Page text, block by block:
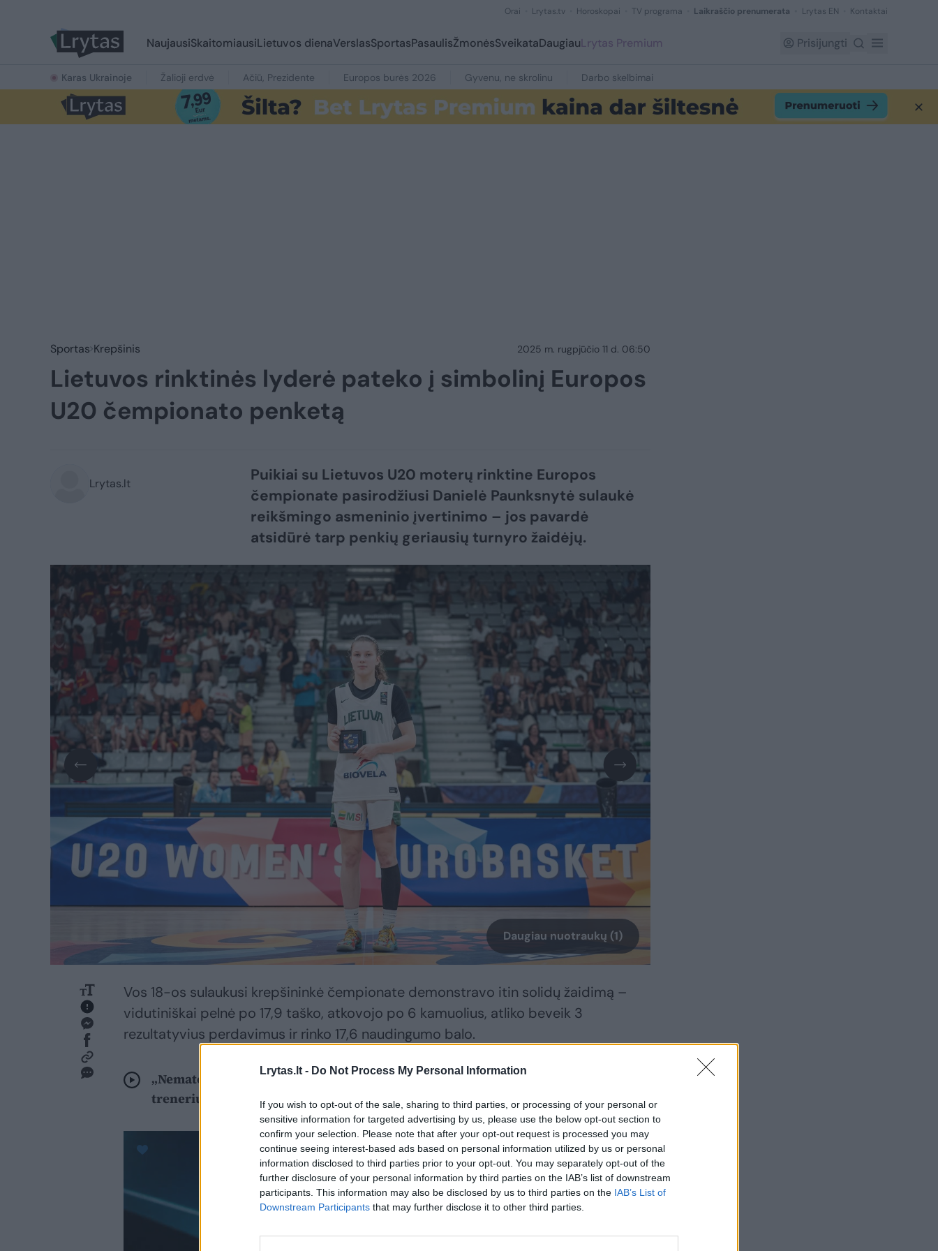
Lrytas.lt - Do Not Process My Personal Information
If you wish to opt-out of the sale, sharing to third parties, or processing of your personal or
sensitive information for targeted advertising by us, please use the below opt-out section to
confirm your selection. Please note that after your opt-out request is processed you may
continue seeing interest-based ads based on personal information utilized by us or personal
information disclosed to third parties prior to your opt-out. You may separately opt-out of the
further disclosure of your personal information by third parties on the IAB’s list of downstream
participants. This information may also be disclosed by us to third parties on the IAB’s List of
Downstream Participants that may further disclose it to other third parties.
Orai Lrytas.tv Horoskopai TV programa Laikraščio prenumerata Lrytas EN Kontaktai
NaujausiSkaitomiausiLietuvos dienaVerslasSportasPasaulisŽmonėsSveikataDaugiauLrytas Premium Prisijungti
Karas Ukrainoje Žalioji erdvė Ačiū, Prezidente Europos burės 2026 Gyvenu, ne skrolinu Darbo skelbimai
Sportas Krepšinis 2025 m. rugpjūčio 11 d. 06:50
Lietuvos rinktinės lyderė pateko į simbolinį Europos
U20 čempionato penketą
Lrytas.lt
Puikiai su Lietuvos U20 moterų rinktine Europos
čempionate pasirodžiusi Danielė Paunksnytė sulaukė
reikšmingo asmeninio įvertinimo – jos pavardė
atsidūrė tarp penkių geriausių turnyro žaidėjų.
Daugiau nuotraukų (1)
Vos 18-os sulaukusi krepšininkė čempionate demonstravo itin solidų žaidimą –
vidutiniškai pelnė po 17,9 taško, atkovojo po 6 kamuolius, atliko beveik 3
rezultatyvius perdavimus ir rinko 17,6 naudingumo balo.
„Nematoma pusė“ su E. Stankevičiumi: Mukasos vilionės, investicijos į
trenerius, privalomos pergalės